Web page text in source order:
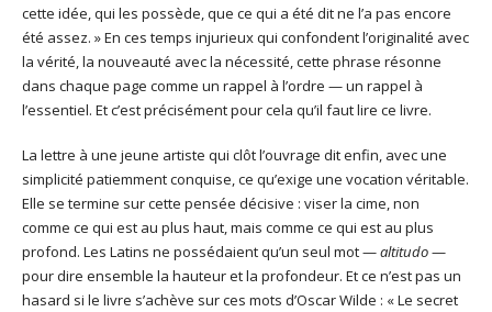
cette idée, qui les possède, que ce qui a été dit ne l’a pas encore
été assez. » En ces temps injurieux qui confondent l’originalité avec
la vérité, la nouveauté avec la nécessité, cette phrase résonne
dans chaque page comme un rappel à l’ordre — un rappel à
l’essentiel. Et c’est précisément pour cela qu’il faut lire ce livre.
La lettre à une jeune artiste qui clôt l’ouvrage dit enfin, avec une
simplicité patiemment conquise, ce qu’exige une vocation véritable.
Elle se termine sur cette pensée décisive : viser la cime, non
comme ce qui est au plus haut, mais comme ce qui est au plus
profond. Les Latins ne possédaient qu’un seul mot —altitudo—
pour dire ensemble la hauteur et la profondeur. Et ce n’est pas un
hasard si le livre s’achève sur ces mots d’Oscar Wilde : « Le secret